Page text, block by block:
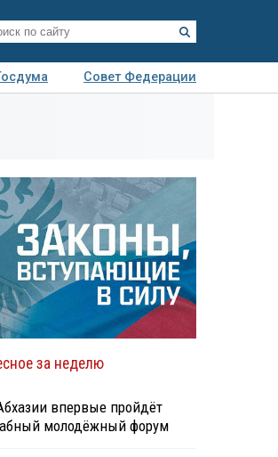
Совет Федерации
за неделю
впервые пройдёт
молодёжный форум